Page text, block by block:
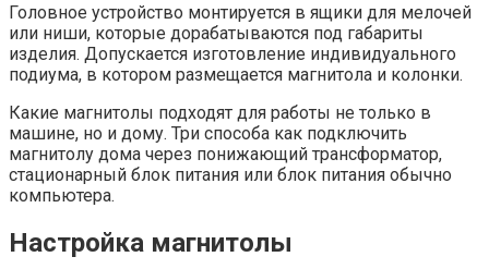
Головное устройство монтируется в ящики для мелочей
или ниши, которые дорабатываются под габариты
изделия. Допускается изготовление индивидуального
подиума, в котором размещается магнитола и колонки.
Какие магнитолы подходят для работы не только в
машине, но и дому. Три способа как подключить
магнитолу дома через понижающий трансформатор,
стационарный блок питания или блок питания обычно
компьютера.
Настройка магнитолы